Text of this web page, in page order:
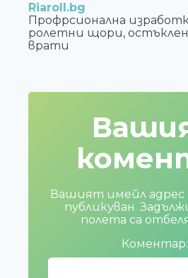
Riaroll.bg
Профрсионална
ролетни щори,
врати
Вашият имейл адрес
публикуван.
полета са
Коментар: